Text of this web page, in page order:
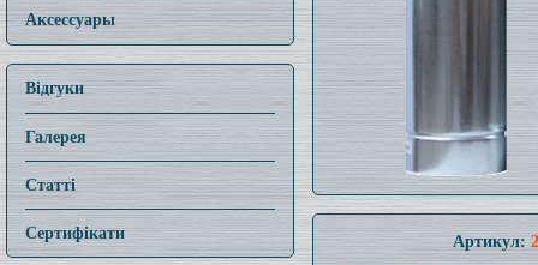
Аксессуары
Відгуки
Галерея
Статті
Сертифікати Артикул: